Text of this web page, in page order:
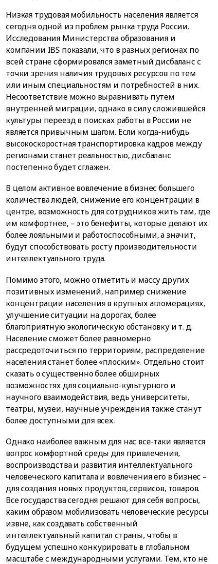
Низкая трудовая мобильность населения является
сегодня одной из проблем рынка труда России.
Исследования Министерства образования и
компании IBS показали, что в разных регионах по
всей стране сформировался заметный дисбаланс с
точки зрения наличия трудовых ресурсов по тем
или иным специальностям и потребностей в них.
Несоответствие можно выравнивать путем
внутренней миграции, однако в силу сложившейся
культуры переезд в поисках работы в России не
является привычным шагом. Если когда-нибудь
высокоскоростная транспортировка кадров между
регионами станет реальностью, дисбаланс
постепенно будет сглажен.
В целом активное вовлечение в бизнес большего
количества людей, снижение его концентрации в
центре, возможность для сотрудников жить там, где
им комфортнее, – это бенефиты, которые делают их
более лояльными и работоспособными, а значит,
будут способствовать росту производительности
интеллектуального труда.
Помимо этого, можно отметить и массу других
позитивных изменений, например снижение
концентрации населения в крупных агломерациях,
улучшение ситуации на дорогах, более
благоприятную экологическую обстановку и т. д.
Население сможет более равномерно
рассредоточиться по территориям, распределение
населения станет более «плоским». Отдельно стоит
сказать о существенно более обширных
возможностях для социально-культурного и
научного взаимодействия, ведь университеты,
театры, музеи, научные учреждения также станут
более доступными для всех.
Однако наиболее важным для нас все-таки является
вопрос комфортной среды для привлечения,
воспроизводства и развития интеллектуального
человеческого капитала и вовлечения его в бизнес –
для создания новых продуктов, сервисов, товаров.
Все государства сегодня решают для себя вопросы,
каким образом мобилизовать человеческие ресурсы
извне, как создавать собственный
интеллектуальный капитал страны, чтобы в
будущем успешно конкурировать в глобальном
масштабе с международными услугами. Тем, кто не